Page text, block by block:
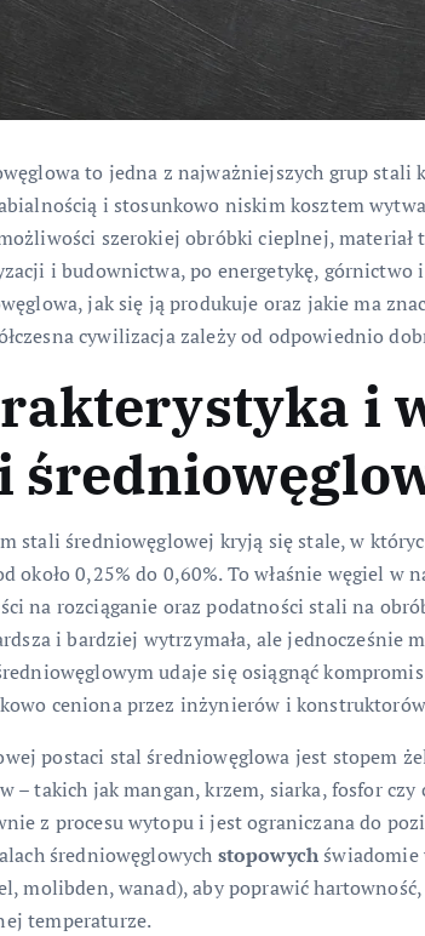
to jedna z najważniejszych grup stali
i stosunkowo niskim kosztem
szerokiej obróbki cieplnej, materiał
i budownictwa, po energetykę, górnictwo
jak się ją produkuje oraz jakie ma
cywilizacja zależy od odpowiednio
i
stali średniowęglowej kryją się stale, w
około 0,25% do 0,60%. To właśnie węgiel
na rozciąganie oraz podatności stali na
i bardziej wytrzymała, ale jednocześnie
udaje się osiągnąć
ceniona przez inżynierów i
postaci stal średniowęglowa jest stopem
– takich jak mangan, krzem, siarka, fosfor
z procesu wytopu i jest ograniczana do
średniowęglowych stopowychświadomie
molibden, wanad), aby poprawić
temperaturze.